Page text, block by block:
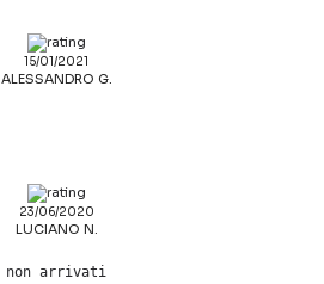
15/01/2021
ALESSANDRO G.
23/06/2020
LUCIANO N.
non arrivati